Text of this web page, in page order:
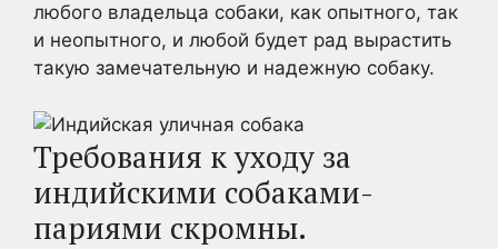
любого владельца собаки, как опытного, так
и неопытного, и любой будет рад вырастить
такую замечательную и надежную собаку.
Требования к уходу за
индийскими собаками-
париями скромны.